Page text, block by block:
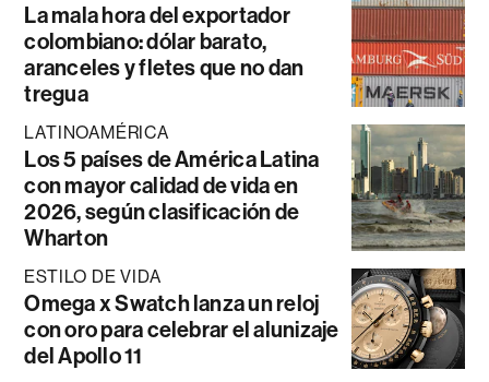
La mala hora del exportador
colombiano: dólar barato,
aranceles y fletes que no dan
tregua
LATINOAMÉRICA
Los 5 países de América Latina
con mayor calidad de vida en
2026, según clasificación de
Wharton
ESTILO DE VIDA
Omega x Swatch lanza un reloj
con oro para celebrar el alunizaje
del Apollo 11